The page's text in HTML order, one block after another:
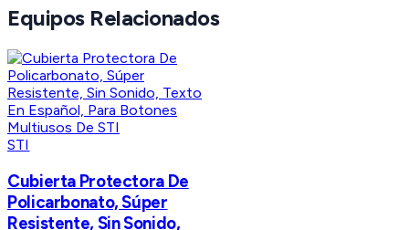
Equipos Relacionados
STI
Cubierta Protectora De
Policarbonato, Súper
Resistente, Sin Sonido,